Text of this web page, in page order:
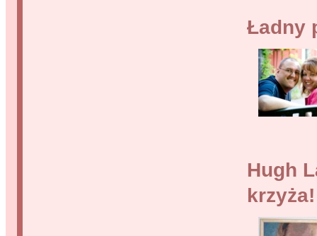
Ładny
Hugh
krzyża!